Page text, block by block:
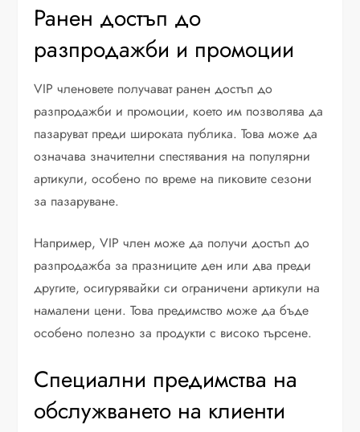
Ранен достъп до
разпродажби и промоции
VIP членовете получават ранен достъп до
разпродажби и промоции, което им позволява да
пазаруват преди широката публика. Това може да
означава значителни спестявания на популярни
артикули, особено по време на пиковите сезони
за пазаруване.
Например, VIP член може да получи достъп до
разпродажба за празниците ден или два преди
другите, осигурявайки си ограничени артикули на
намалени цени. Това предимство може да бъде
особено полезно за продукти с високо търсене.
Специални предимства на
обслужването на клиенти